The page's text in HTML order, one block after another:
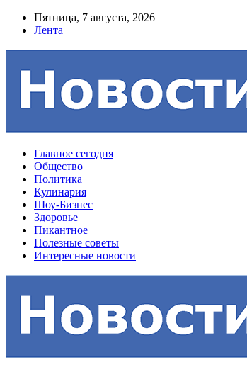
Пятница, 7 августа, 2026
Лента
Главное сегодня
Общество
Политика
Кулинария
Шоу-Бизнес
Здоровье
Пикантное
Полезные советы
Интересные новости